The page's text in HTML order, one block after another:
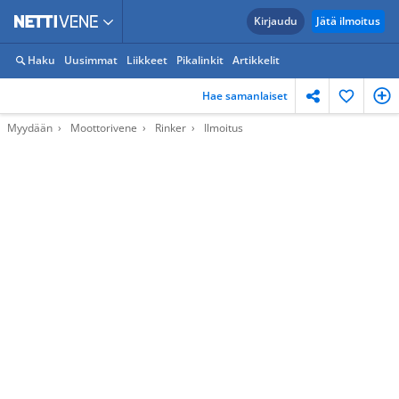
Kirjaudu Jätä ilmoitus
Haku Uusimmat Liikkeet Pikalinkit Artikkelit
Hae samanlaiset
Myydään Moottorivene Rinker Ilmoitus